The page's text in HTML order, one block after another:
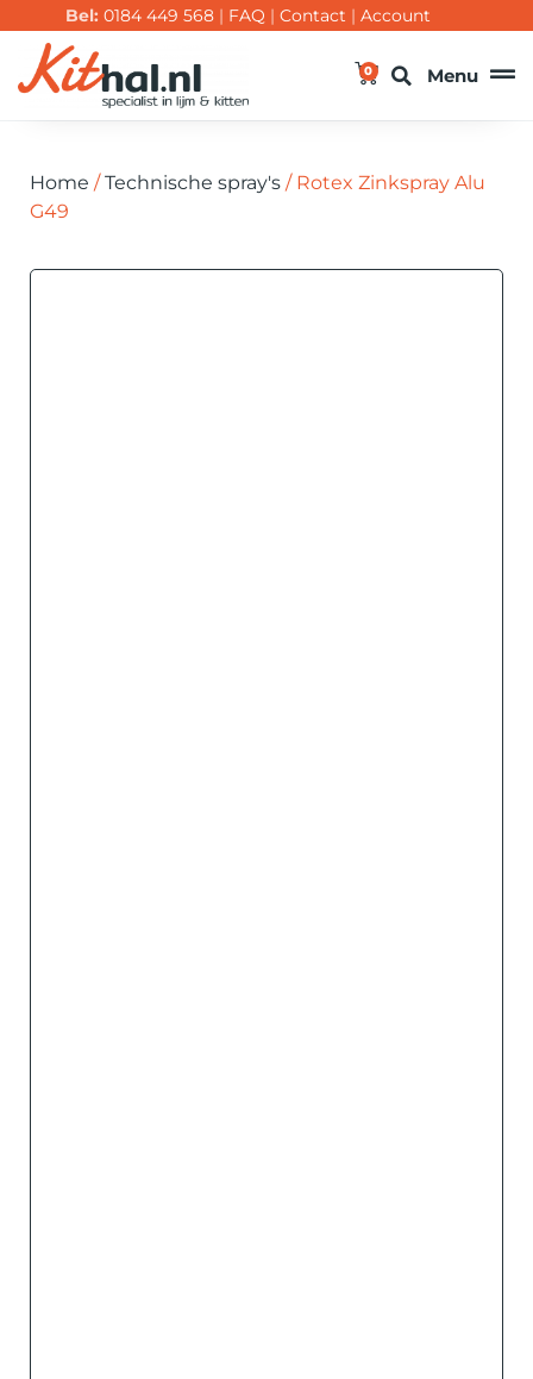
Bel: 0184 449 568 | FAQ | Contact | Account
0 Menu
Home /Technische spray's / Rotex Zinkspray Alu
G49